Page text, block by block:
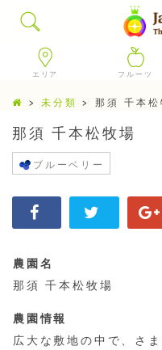
エリア フルーツ
>未分類 >那須 千本松
那須 千本松牧場
ブルーベリー
農園名
那須 千本松牧場
農園情報
広大な敷地の中で、さ